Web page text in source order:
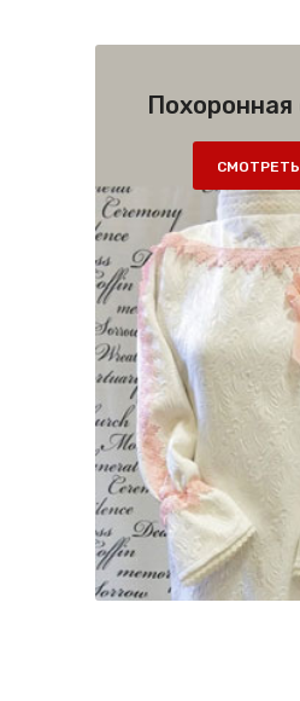
СМОТРЕТЬ